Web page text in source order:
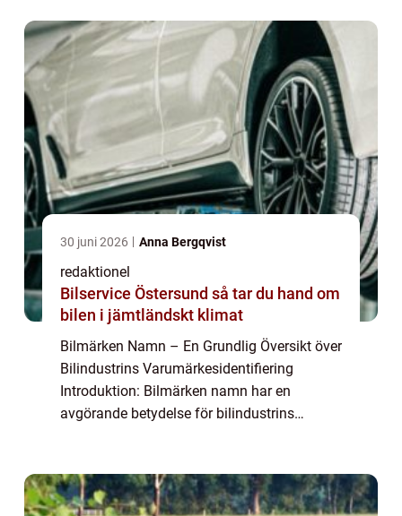
och ...
30 juni 2026 Anna Bergqvist
redaktionel
Bilservice Östersund så tar du hand om
bilen i jämtländskt klimat
Bilmärken Namn – En Grundlig Översikt över
Bilindustrins Varumärkesidentifiering
Introduktion: Bilmärken namn har en
avgörande betydelse för bilindustrins
och ...